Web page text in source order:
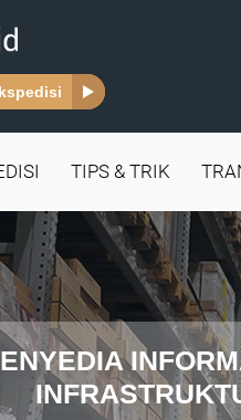
TIPS & TRIK